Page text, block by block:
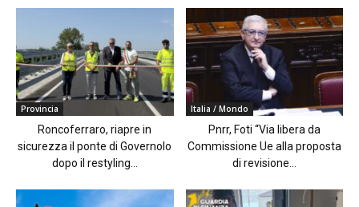
Provincia
Roncoferraro, riapre in
sicurezza il ponte di Governolo
dopo il restyling...
Italia / Mondo
Pnrr, Foti “Via libera da
Commissione Ue alla proposta
di revisione...